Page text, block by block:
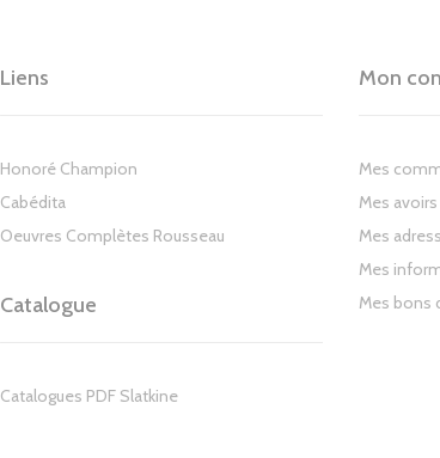
Liens
Honoré Champion
Cabédita
Oeuvres Complètes Rousseau
Catalogue
Catalogues PDF Slatkine
Mon
Mes
Mes avoirs
Mes
Mes
Mes bons